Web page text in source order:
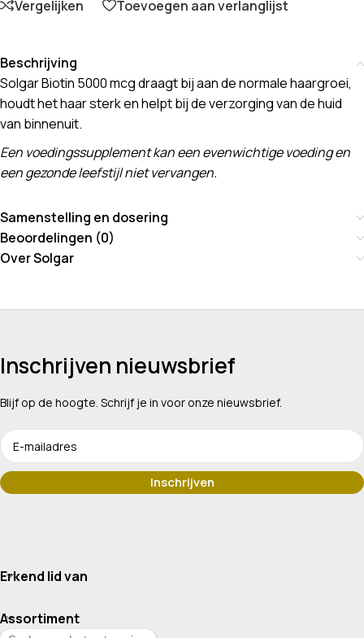
Vergelijken Toevoegen aan verlanglijst
Beschrijving
Solgar Biotin 5000 mcg draagt bij aan de normale haargroei,
houdt het haar sterk en helpt bij de verzorging van de huid
van binnenuit.
Een voedingssupplement kan een evenwichtige voeding en
een gezonde leefstijl niet vervangen.
Samenstelling en dosering
Beoordelingen (0)
Over Solgar
Inschrijven nieuwsbrief
Blijf op de hoogte. Schrijf je in voor onze nieuwsbrief.
Erkend lid van
Assortiment